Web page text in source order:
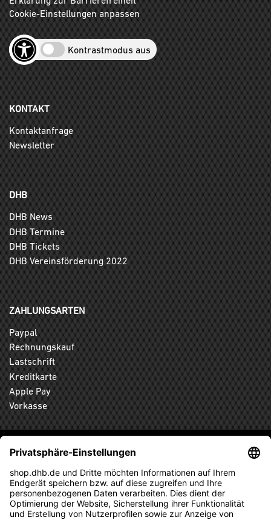
Cookie-Einstellungen anpassen
Kontrastmodus aus
KONTAKT
Kontaktanfrage
Newsletter
DHB
DHB News
DHB Termine
DHB Tickets
DHB Vereinsförderung 2022
ZAHLUNGSARTEN
Paypal
Rechnungskauf
Lastschrift
Kreditkarte
Apple Pay
Vorkasse
ABONNIEREN SIE DEN KOSTENLOSEN DHB-FANSHOP
NEWSLETTER UND VERPASSEN SIE KEINE NEUIGKEIT ODER
AKTION MEHR.
ANMELDEN